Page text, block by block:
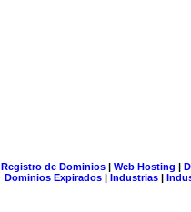
Registro de Dominios| Web Hosting |
Dominios Expirados | Industrias |